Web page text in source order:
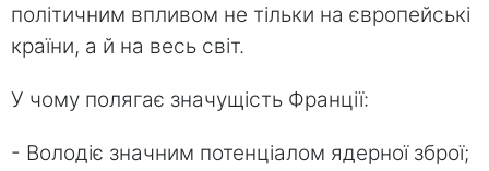
політичним впливом не тільки на європейські
країни, а й на весь світ.
У чому полягає значущість Франції:
- Володіє значним потенціалом ядерної зброї;